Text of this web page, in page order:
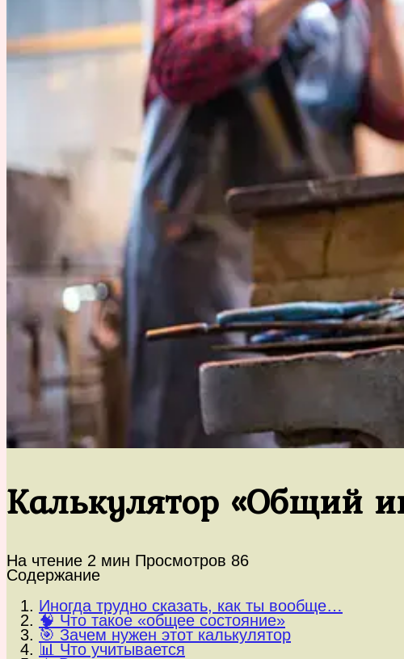
Калькулятор «Общий
На чтение 2 мин Просмотров 86
Содержание
Иногда трудно сказать, как ты вообще…
🧠 Что такое «общее состояние»
🎯 Зачем нужен этот калькулятор
📊 Что учитывается